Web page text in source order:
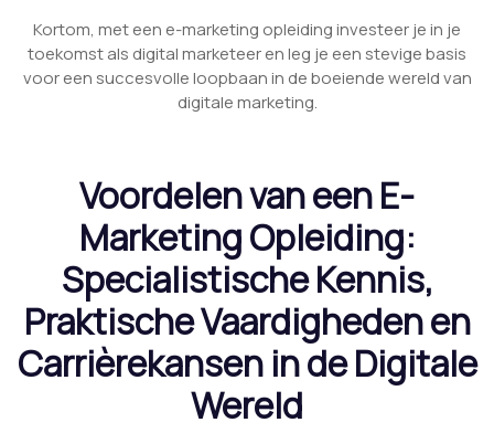
Kortom, met een e-marketing opleiding investeer je in je
toekomst als digital marketeer en leg je een stevige basis
voor een succesvolle loopbaan in de boeiende wereld van
digitale marketing.
Voordelen van een E-
Marketing Opleiding:
Specialistische Kennis,
Praktische Vaardigheden en
Carrièrekansen in de Digitale
Wereld